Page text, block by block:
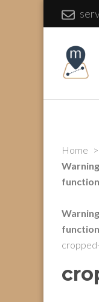
Home >
Warning
Warning